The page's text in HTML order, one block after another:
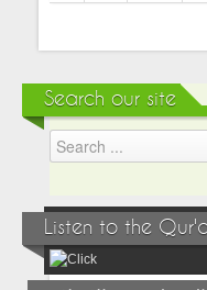
Search our site
Listen to the